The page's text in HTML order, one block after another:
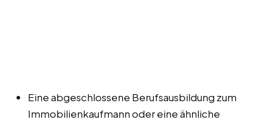
Eine abgeschlossene Berufsausbildung zum
Immobilienkaufmann oder eine ähnliche